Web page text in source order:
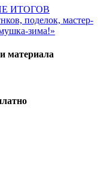
ИТОГОВ
поделок, мастер-
зима!»
материала